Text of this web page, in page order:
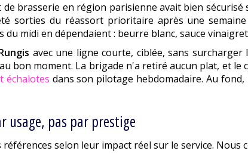
brasserie en région parisienne avait bien sécurisé
sorties du réassort prioritaire après une
midi en dépendaient : beurre blanc, sauce
avec une ligne courte, ciblée, sans
bon moment. La brigade n'a retiré aucun plat, et
échalotes dans son pilotage hebdomadaire. Au
pas par prestige
selon leur impact réel sur le service.